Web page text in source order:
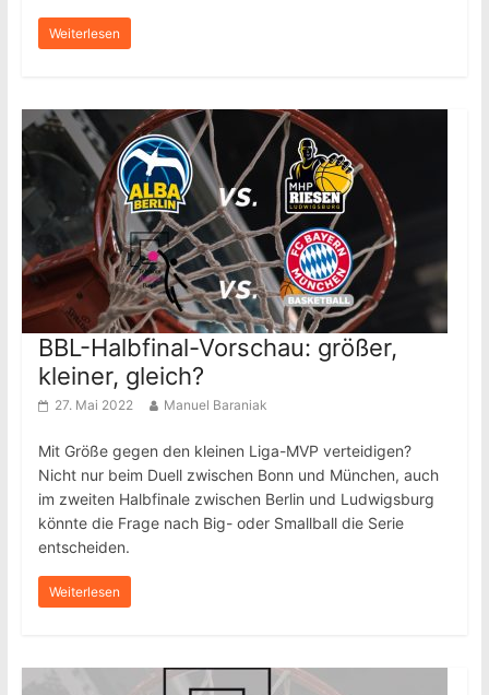
Weiterlesen
BBL-Halbfinal-Vorschau: größer,
kleiner, gleich?
27. Mai 2022 Manuel Baraniak
Mit Größe gegen den kleinen Liga-MVP verteidigen?
Nicht nur beim Duell zwischen Bonn und München, auch
im zweiten Halbfinale zwischen Berlin und Ludwigsburg
könnte die Frage nach Big- oder Smallball die Serie
entscheiden.
Weiterlesen